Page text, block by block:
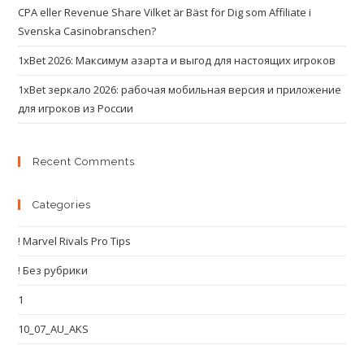
CPA eller Revenue Share Vilket är Bäst för Dig som Affiliate i
Svenska Casinobranschen?
1xBet 2026: Максимум азарта и выгод для настоящих игроков
1xBet зеркало 2026: рабочая мобильная версия и приложение
для игроков из России
Recent Comments
Categories
! Marvel Rivals Pro Tips
! Без рубрики
1
10_07_AU_AKS